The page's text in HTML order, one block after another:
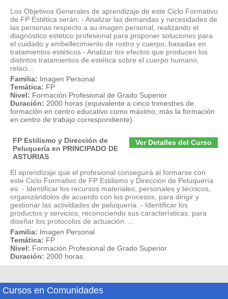
Los Objetivos Generales de aprendizaje de este Ciclo Formativo
de FP Estética serán: - Analizar las demandas y necesidades de
las personas respecto a su imagen personal, realizando el
diagnóstico estético profesional para proponer soluciones para
el cuidado y embellecimiento de rostro y cuerpo, basadas en
tratamientos estéticos - Analizar los efectos que producen los
distintos tratamientos de estética sobre el cuerpo humano,
relaci...
Familia: Imagen Personal
Temática: FP
Nivel: Formación Profesional de Grado Superior
Duración: 2000 horas (equivalente a cinco trimestres de
formación en centro educativo como máximo, más la formación
en centro de trabajo correspondiente).
Ver Detalles del Curso
FP Estilismo y Dirección de
Peluquería en PRINCIPADO DE
ASTURIAS
El aprendizaje que el profesional conseguirá al formarse con
este Ciclo Formativo de FP Estilismo y Dirección de Peluquería
es: - Identificar los recursos materiales, personales y técnicos,
organizándolos de acuerdo con los procesos, para dirigir y
gestionar las actividades de peluquería. - Identificar los
productos y servicios, reconociendo sus características, para
diseñar los protocolos de actuación. ...
Familia: Imagen Personal
Temática: FP
Nivel: Formación Profesional de Grado Superior
Duración: 2000 horas
Cursos en Comunidades